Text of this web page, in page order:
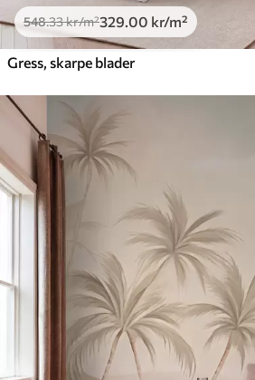
548.33kr/m²329.00 kr/m²
Gress, skarpe blader